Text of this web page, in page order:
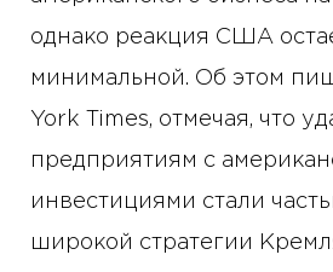
однако реакция США
минимальной. Об этом
York Times, отмечая, что
предприятиям с
инвестициями стали
широкой стратегии